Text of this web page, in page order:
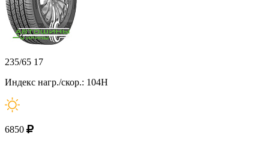
235/65 17
Индекс нагр./скор.: 104H
6850